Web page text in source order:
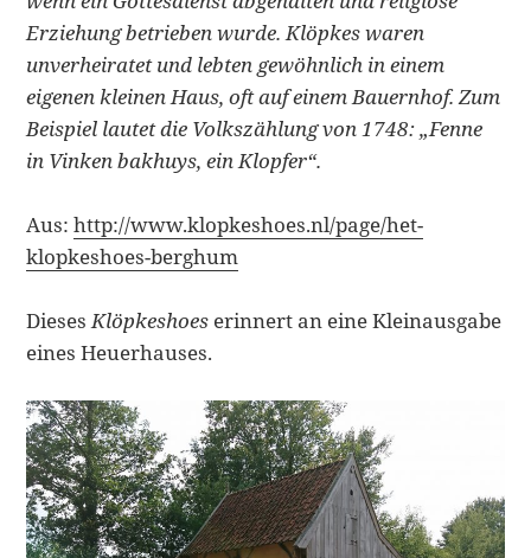
Erziehung betrieben wurde. Klöpkes waren
unverheiratet und lebten gewöhnlich in einem
eigenen kleinen Haus, oft auf einem Bauernhof. Zum
Beispiel lautet die Volkszählung von 1748: „Fenne
in Vinken bakhuys, ein Klopfer“.
Aus:http://www.klopkeshoes.nl/page/het-
klopkeshoes-berghum
DiesesKlöpkeshoes erinnert an eine Kleinausgabe
eines Heuerhauses.